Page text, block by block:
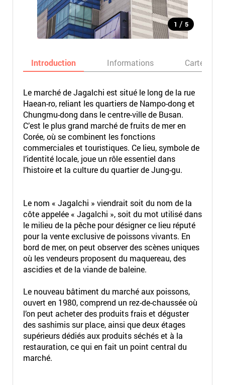
1 / 5
Introduction Informations Carte
Le marché de Jagalchi est situé le long de la rue
Haean-ro, reliant les quartiers de Nampo-dong et
Chungmu-dong dans le centre-ville de Busan.
C’est le plus grand marché de fruits de mer en
Corée, où se combinent les fonctions
commerciales et touristiques. Ce lieu, symbole de
l’identité locale, joue un rôle essentiel dans
l’histoire et la culture du quartier de Jung-gu.
Le nom « Jagalchi » viendrait soit du nom de la
côte appelée « Jagalchi », soit du mot utilisé dans
le milieu de la pêche pour désigner ce lieu réputé
pour la vente exclusive de poissons vivants. En
bord de mer, on peut observer des scènes uniques
où les vendeurs proposent du maquereau, des
ascidies et de la viande de baleine.
Le nouveau bâtiment du marché aux poissons,
ouvert en 1980, comprend un rez-de-chaussée où
l’on peut acheter des produits frais et déguster
des sashimis sur place, ainsi que deux étages
supérieurs dédiés aux produits séchés et à la
restauration, ce qui en fait un point central du
marché.